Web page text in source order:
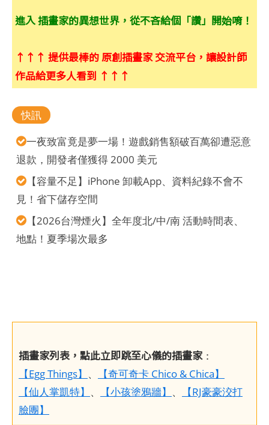
進入 插畫家的異想世界，從不吝給個「讚」開始唷！
↑↑↑ 提供最棒的 原創插畫家 交流平台，讓設計師
作品給更多人看到 ↑↑↑
快訊
一夜致富竟是夢一場！遊戲銷售額破百萬卻遭惡意
退款，開發者僅獲得 2000 美元
【容量不足】iPhone 卸載App、資料紀錄不會不
見！省下儲存空間
【2026台灣煙火】全年度北/中/南 活動時間表、
地點！夏季場次最多
插畫家列表，點此立即跳至心儀的插畫家：
【Egg Things】 、
【奇可奇卡 Chico & Chica】
【仙人掌凱特】 、 【小孩塗鴉牆】 、
【RJ豪豪洨打
臉團】